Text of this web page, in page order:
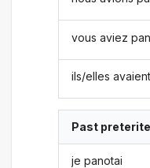
vous aviez
ils/elles
Past
je panotai